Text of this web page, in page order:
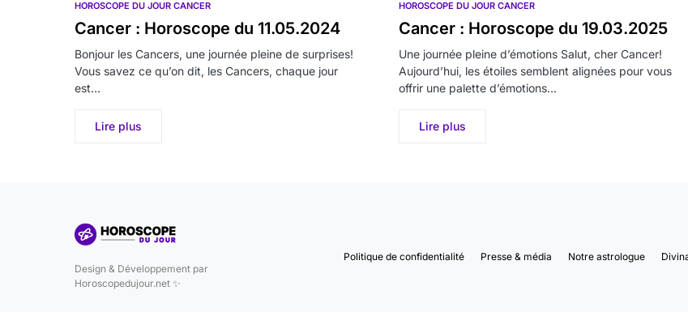
HOROSCOPE DU JOUR CANCER
Cancer : Horoscope du 11.05.2024
Bonjour les Cancers, une journée pleine de surprises!
Vous savez ce qu’on dit, les Cancers, chaque jour
est…
Lire plus
HOROSCOPE DU JOUR CANCER
Cancer : Horoscope du 19.03.2025
Une journée pleine d’émotions Salut, cher Cancer!
Aujourd’hui, les étoiles semblent alignées pour vous
offrir une palette d’émotions…
Lire plus
Design & Développement par
Horoscopedujour.net ✨
Politique de confidentialité Presse & média Notre astrologue